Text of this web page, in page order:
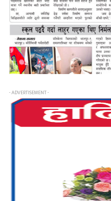
- ADVERTISEMENT -